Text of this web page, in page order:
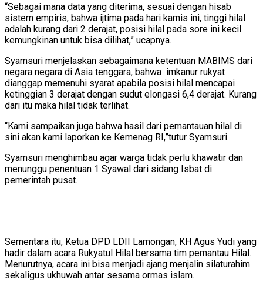
“Sebagai mana data yang diterima, sesuai dengan hisab
sistem empiris, bahwa ijtima pada hari kamis ini, tinggi hilal
adalah kurang dari 2 derajat, posisi hilal pada sore ini kecil
kemungkinan untuk bisa dilihat,” ucapnya.
Syamsuri menjelaskan sebagaimana ketentuan MABIMS dari
negara negara di Asia tenggara, bahwa imkanur rukyat
dianggap memenuhi syarat apabila posisi hilal mencapai
ketinggian 3 derajat dengan sudut elongasi 6,4 derajat. Kurang
dari itu maka hilal tidak terlihat.
“Kami sampaikan juga bahwa hasil dari pemantauan hilal di
sini akan kami laporkan ke Kemenag RI,”tutur Syamsuri.
Syamsuri menghimbau agar warga tidak perlu khawatir dan
menunggu penentuan 1 Syawal dari sidang Isbat di
pemerintah pusat.
Sementara itu, Ketua DPD LDII Lamongan, KH Agus Yudi yang
hadir dalam acara Rukyatul Hilal bersama tim pemantau Hilal.
Menurutnya, acara ini bisa menjadi ajang menjalin silaturahim
sekaligus ukhuwah antar sesama ormas islam.